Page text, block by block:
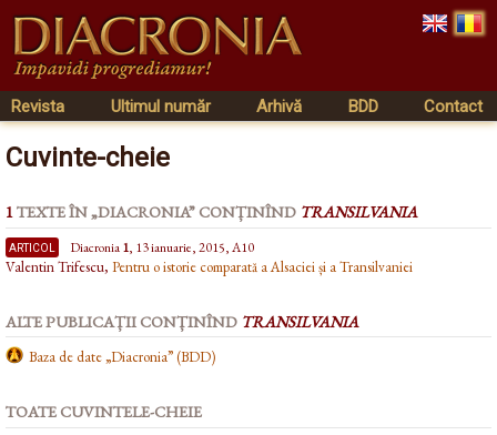
Revista Ultimul număr Arhivă BDD Contact
Cuvinte-cheie
1TEXTE ÎN „DIACRONIA” CONȚINÎND TRANSILVANIA
articol Diacronia1, 13 ianuarie, 2015, A10
Valentin Trifescu, Pentru o istorie comparată a Alsaciei și a Transilvaniei
ALTE PUBLICAȚII CONȚINÎND TRANSILVANIA
Baza de date „Diacronia” (BDD)
TOATE CUVINTELE-CHEIE